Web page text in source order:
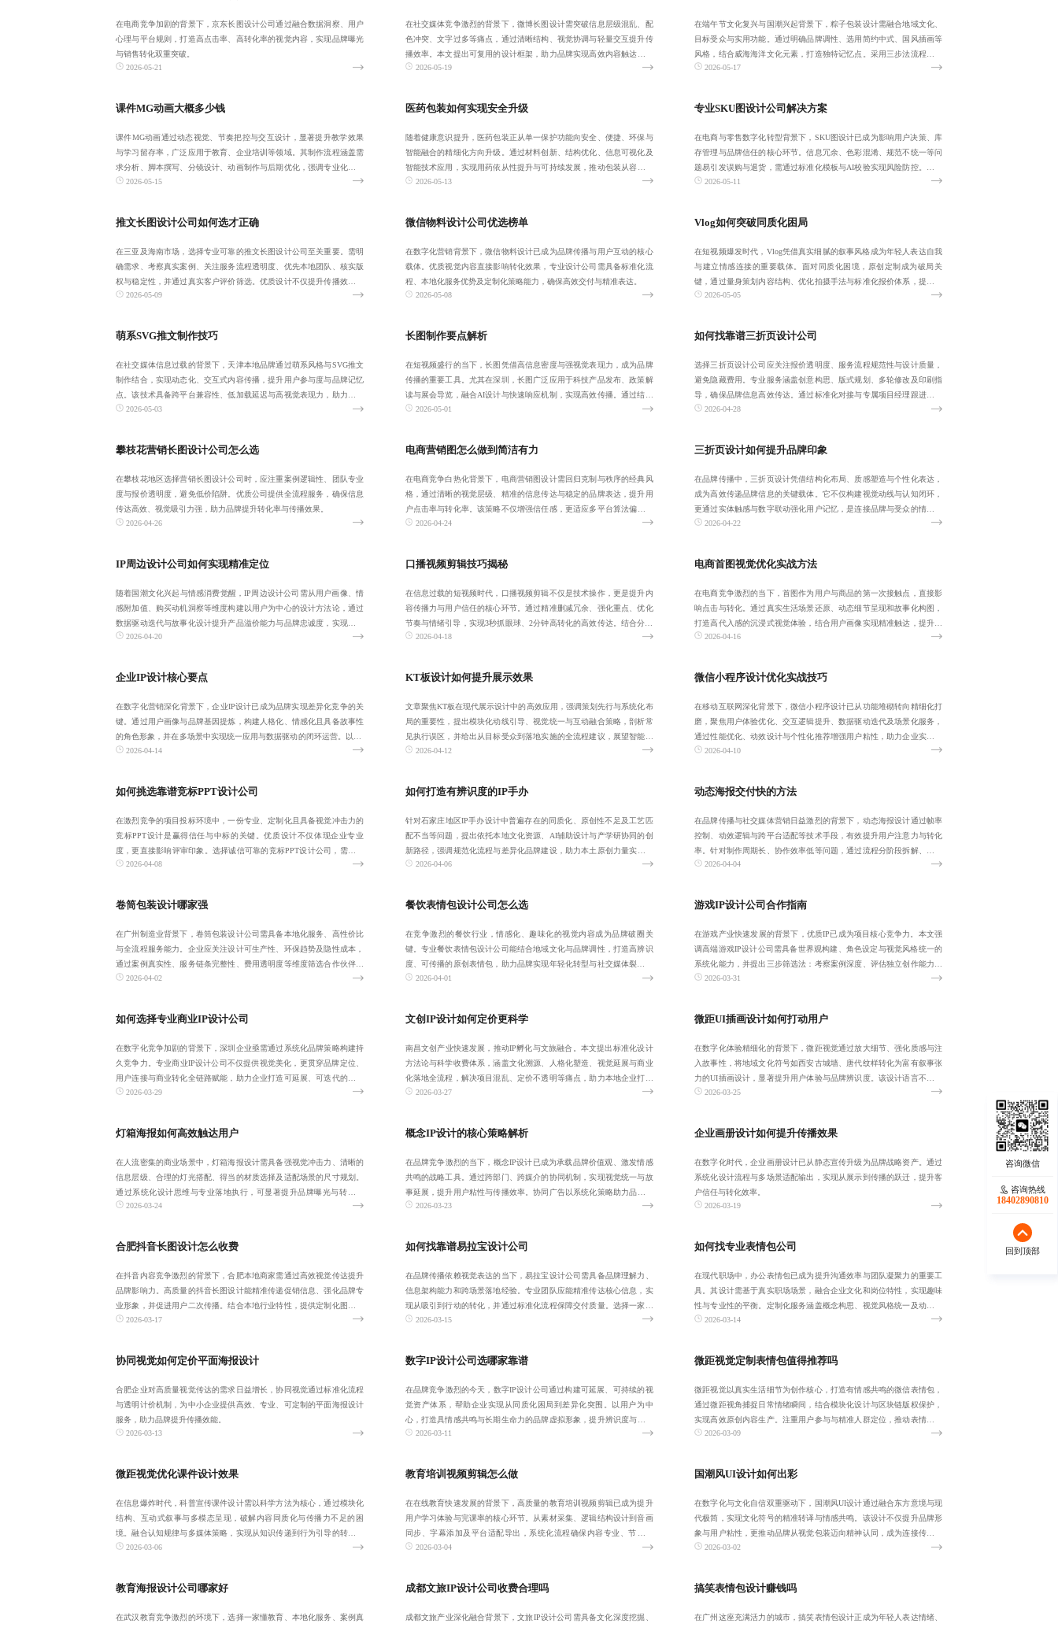
在电商竞争加剧的背景下，京东长图设计公司通过融合数据洞察、用户
心理与平台规则，打造高点击率、高转化率的视觉内容，实现品牌曝光
与销售转化双重突破。
2026-05-21
在社交媒体竞争激烈的背景下，微博长图设计需突破信息层级混乱、配
色冲突、文字过多等痛点，通过清晰结构、视觉协调与轻量交互提升传
播效率。本文提出可复用的设计框架，助力品牌实现高效内容触达与转
化。2026-05-19
在端午节文化复兴与国潮兴起背景下，粽子包装设计需融合地域文化、
目标受众与实用功能。通过明确品牌调性、选用简约中式、国风插画等
风格，结合威海海洋文化元素，打造独特记忆点。采用三步法流程与三
维评估模型，提
2026-05-17
课件MG动画大概多少钱
课件MG动画通过动态视觉、节奏把控与交互设计，显著提升教学效果
与学习留存率，广泛应用于教育、企业培训等领域。其制作流程涵盖需
求分析、脚本撰写、分镜设计、动画制作与后期优化，强调专业化与可
复用性，正朝着
2026-05-15
医药包装如何实现安全升级
随着健康意识提升，医药包装正从单一保护功能向安全、便捷、环保与
智能融合的精细化方向升级。通过材料创新、结构优化、信息可视化及
智能技术应用，实现用药依从性提升与可持续发展，推动包装从容器向
综合解决方案演
2026-05-13
专业SKU图设计公司解决方案
在电商与零售数字化转型背景下，SKU图设计已成为影响用户决策、库
存管理与品牌信任的核心环节。信息冗余、色彩混淆、规范不统一等问
题易引发误购与退货，需通过标准化模板与AI校验实现风险防控。跨部
门协同与智
2026-05-11
推文长图设计公司如何选才正确
在三亚及海南市场，选择专业可靠的推文长图设计公司至关重要。需明
确需求、考察真实案例、关注服务流程透明度、优先本地团队、核实版
权与稳定性，并通过真实客户评价筛选。优质设计不仅提升传播效果，
更助力品牌转化
2026-05-09
微信物料设计公司优选榜单
在数字化营销背景下，微信物料设计已成为品牌传播与用户互动的核心
载体。优质视觉内容直接影响转化效果，专业设计公司需具备标准化流
程、本地化服务优势及定制化策略能力，确保高效交付与精准表达。
2026-05-08
Vlog如何突破同质化困局
在短视频爆发时代，Vlog凭借真实细腻的叙事风格成为年轻人表达自我
与建立情感连接的重要载体。面对同质化困境，原创定制成为破局关
键，通过量身策划内容结构、优化拍摄手法与标准化报价体系，提升传
播力与商业价
2026-05-05
萌系SVG推文制作技巧
在社交媒体信息过载的背景下，天津本地品牌通过萌系风格与SVG推文
制作结合，实现动态化、交互式内容传播，提升用户参与度与品牌记忆
点。该技术具备跨平台兼容性、低加载延迟与高视觉表现力，助力品牌
构建情感连接
2026-05-03
长图制作要点解析
在短视频盛行的当下，长图凭借高信息密度与强视觉表现力，成为品牌
传播的重要工具。尤其在深圳，长图广泛应用于科技产品发布、政策解
读与展会导览，融合AI设计与快速响应机制，实现高效传播。通过结构
优化与交互设
2026-05-01
如何找靠谱三折页设计公司
选择三折页设计公司应关注报价透明度、服务流程规范性与设计质量，
避免隐藏费用。专业服务涵盖创意构思、版式规划、多轮修改及印刷指
导，确保品牌信息高效传达。通过标准化对接与专属项目经理跟进，提
升交付效率，实
2026-04-28
攀枝花营销长图设计公司怎么选
在攀枝花地区选择营销长图设计公司时，应注重案例逻辑性、团队专业
度与报价透明度，避免低价陷阱。优质公司提供全流程服务，确保信息
传达高效、视觉吸引力强，助力品牌提升转化率与传播效果。
2026-04-26
电商营销图怎么做到简洁有力
在电商竞争白热化背景下，电商营销图设计需回归克制与秩序的经典风
格，通过清晰的视觉层级、精准的信息传达与稳定的品牌表达，提升用
户点击率与转化率。该策略不仅增强信任感，更适应多平台算法偏好，
实现高效运营与
2026-04-24
三折页设计如何提升品牌印象
在品牌传播中，三折页设计凭借结构化布局、质感塑造与个性化表达，
成为高效传递品牌信息的关键载体。它不仅构建视觉动线与认知闭环，
更通过实体触感与数字联动强化用户记忆，是连接品牌与受众的情感桥
梁。2026-04-22
IP周边设计公司如何实现精准定位
随着国潮文化兴起与情感消费觉醒，IP周边设计公司需从用户画像、情
感附加值、购买动机洞察等维度构建以用户为中心的设计方法论，通过
数据驱动迭代与故事化设计提升产品溢价能力与品牌忠诚度，实现从销
量增长到长期
2026-04-20
口播视频剪辑技巧揭秘
在信息过载的短视频时代，口播视频剪辑不仅是技术操作，更是提升内
容传播力与用户信任的核心环节。通过精准删减冗余、强化重点、优化
节奏与情绪引导，实现3秒抓眼球、2分钟高转化的高效传达。结合分段
脚本标记、每
2026-04-18
电商首图视觉优化实战方法
在电商竞争激烈的当下，首图作为用户与商品的第一次接触点，直接影
响点击与转化。通过真实生活场景还原、动态细节呈现和故事化构图，
打造高代入感的沉浸式视觉体验，结合用户画像实现精准触达，提升停
留时长与转化效
2026-04-16
企业IP设计核心要点
在数字化营销深化背景下，企业IP设计已成为品牌实现差异化竞争的关
键。通过用户画像与品牌基因提炼，构建人格化、情感化且具备故事性
的角色形象，并在多场景中实现统一应用与数据驱动的闭环运营。以3-6
个月为周
2026-04-14
KT板设计如何提升展示效果
文章聚焦KT板在现代展示设计中的高效应用，强调策划先行与系统化布
局的重要性，提出模块化动线引导、视觉统一与互动融合策略，剖析常
见执行误区，并给出从目标受众到落地实施的全流程建议，展望智能化
与个性化发展
2026-04-12
微信小程序设计优化实战技巧
在移动互联网深化背景下，微信小程序设计已从功能堆砌转向精细化打
磨，聚焦用户体验优化、交互逻辑提升、数据驱动迭代及场景化服务，
通过性能优化、动效设计与个性化推荐增强用户粘性，助力企业实现高
效转化。
2026-04-10
如何挑选靠谱竞标PPT设计公司
在激烈竞争的项目投标环境中，一份专业、定制化且具备视觉冲击力的
竞标PPT设计是赢得信任与中标的关键。优质设计不仅体现企业专业
度，更直接影响评审印象。选择诚信可靠的竞标PPT设计公司，需关注
案例真实性、
2026-04-08
如何打造有辨识度的IP手办
针对石家庄地区IP手办设计中普遍存在的同质化、原创性不足及工艺匹
配不当等问题，提出依托本地文化资源、AI辅助设计与产学研协同的创
新路径，强调规范化流程与差异化品牌建设，助力本土原创力量实现从
概念到量产
2026-04-06
动态海报交付快的方法
在品牌传播与社交媒体营销日益激烈的背景下，动态海报设计通过帧率
控制、动效逻辑与跨平台适配等技术手段，有效提升用户注意力与转化
率。针对制作周期长、协作效率低等问题，通过流程分阶段拆解、模板
化组件库构建与
2026-04-04
卷筒包装设计哪家强
在广州制造业背景下，卷筒包装设计公司需具备本地化服务、高性价比
与全流程服务能力。企业应关注设计可生产性、环保趋势及隐性成本，
通过案例真实性、服务链条完整性、费用透明度等维度筛选合作伙伴，
确保设计既美观
2026-04-02
餐饮表情包设计公司怎么选
在竞争激烈的餐饮行业，情感化、趣味化的视觉内容成为品牌破圈关
键。专业餐饮表情包设计公司能结合地域文化与品牌调性，打造高辨识
度、可传播的原创表情包，助力品牌实现年轻化转型与社交媒体裂变传
播。2026-04-01
游戏IP设计公司合作指南
在游戏产业快速发展的背景下，优质IP已成为项目核心竞争力。本文强
调高端游戏IP设计公司需具备世界观构建、角色设定与视觉风格统一的
系统化能力，并提出三步筛选法：考察案例深度、评估独立创作能力、
明确收费透
2026-03-31
如何选择专业商业IP设计公司
在数字化竞争加剧的背景下，深圳企业亟需通过系统化品牌策略构建持
久竞争力。专业商业IP设计公司不仅提供视觉美化，更贯穿品牌定位、
用户连接与商业转化全链路赋能，助力企业打造可延展、可迭代的品牌
资产。筛选时
2026-03-29
文创IP设计如何定价更科学
南昌文创产业快速发展，推动IP孵化与文旅融合。本文提出标准化设计
方法论与科学收费体系，涵盖文化溯源、人格化塑造、视觉延展与商业
化落地全流程，解决项目混乱、定价不透明等痛点，助力本地企业打造
可持续变现的
2026-03-27
微距UI插画设计如何打动用户
在数字化体验精细化的背景下，微距视觉通过放大细节、强化质感与注
入故事性，将地域文化符号如西安古城墙、唐代纹样转化为富有叙事张
力的UI插画设计，显著提升用户体验与品牌辨识度。该设计语言不仅增
强界面真实感
2026-03-25
灯箱海报如何高效触达用户
在人流密集的商业场景中，灯箱海报设计需具备强视觉冲击力、清晰的
信息层级、合理的灯光搭配、得当的材质选择及适配场景的尺寸规划。
通过系统化设计思维与专业落地执行，可显著提升品牌曝光与转化效
果，实现高效线下
2026-03-24
概念IP设计的核心策略解析
在品牌竞争激烈的当下，概念IP设计已成为承载品牌价值观、激发情感
共鸣的战略工具。通过跨部门、跨媒介的协同机制，实现视觉统一与故
事延展，提升用户粘性与传播效率。协同广告以系统化策略助力品牌构
建高辨识度、
2026-03-23
企业画册设计如何提升传播效果
在数字化时代，企业画册设计已从静态宣传升级为品牌战略资产。通过
系统化设计流程与多场景适配输出，实现从展示到传播的跃迁，提升客
户信任与转化效率。
2026-03-19
合肥抖音长图设计怎么收费
在抖音内容竞争激烈的背景下，合肥本地商家需通过高效视觉传达提升
品牌影响力。高质量的抖音长图设计能精准传递促销信息、强化品牌专
业形象，并促进用户二次传播。结合本地行业特性，提供定制化图文方
案，助力企业实
2026-03-17
如何找靠谱易拉宝设计公司
在品牌传播依赖视觉表达的当下，易拉宝设计公司需具备品牌理解力、
信息架构能力和跨场景落地经验。专业团队应能精准传达核心信息，实
现从吸引到行动的转化，并通过标准化流程保障交付质量。选择一家有
实战案例支撑、
2026-03-15
如何找专业表情包公司
在现代职场中，办公表情包已成为提升沟通效率与团队凝聚力的重要工
具。其设计需基于真实职场场景，融合企业文化和岗位特性，实现趣味
性与专业性的平衡。定制化服务涵盖概念构思、视觉风格统一及动态效
果优化，助力企
2026-03-14
协同视觉如何定价平面海报设计
合肥企业对高质量视觉传达的需求日益增长，协同视觉通过标准化流程
与透明计价机制，为中小企业提供高效、专业、可定制的平面海报设计
服务，助力品牌提升传播效能。
2026-03-13
数字IP设计公司选哪家靠谱
在品牌竞争激烈的今天，数字IP设计公司通过构建可延展、可持续的视
觉资产体系，帮助企业实现从同质化困局到差异化突围。以用户为中
心，打造具情感共鸣与长期生命力的品牌虚拟形象，提升辨识度与用户
粘性，助力企业
2026-03-11
微距视觉定制表情包值得推荐吗
微距视觉以真实生活细节为创作核心，打造有情感共鸣的微信表情包，
通过微距视角捕捉日常情绪瞬间，结合模块化设计与区块链版权保护，
实现高效原创内容生产。注重用户参与与精准人群定位，推动表情包从
娱乐化向人文化
2026-03-09
微距视觉优化课件设计效果
在信息爆炸时代，科普宣传课件设计需以科学方法为核心，通过模块化
结构、互动式叙事与多模态呈现，破解内容同质化与传播力不足的困
境。融合认知规律与多媒体策略，实现从知识传递到行为引导的转化，
让科学真正走进人
2026-03-06
教育培训视频剪辑怎么做
在在线教育快速发展的背景下，高质量的教育培训视频剪辑已成为提升
用户学习体验与完课率的核心环节。从素材采集、逻辑结构设计到音画
同步、字幕添加及平台适配导出，系统化流程确保内容专业、节奏流
畅、重点突出。通
2026-03-04
国潮风UI设计如何出彩
在数字化与文化自信双重驱动下，国潮风UI设计通过融合东方意境与现
代极简，实现文化符号的精准转译与情感共鸣。该设计不仅提升品牌形
象与用户粘性，更推动品牌从视觉包装迈向精神认同，成为连接传统与
未来的重要桥
2026-03-02
教育海报设计公司哪家好
在武汉教育竞争激烈的环境下，选择一家懂教育、本地化服务、案例真
成都文旅IP设计公司收费合理吗
成都文旅产业深化融合背景下，文旅IP设计公司需具备文化深度挖掘、
搞笑表情包设计赚钱吗
在广州这座充满活力的城市，搞笑表情包设计正成为年轻人表达情绪、
咨询热线
17723342546
回到顶部
咨询热线
18402890810
回到顶部